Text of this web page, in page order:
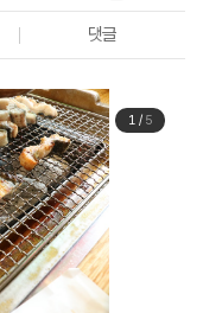
댓글
1/ 5